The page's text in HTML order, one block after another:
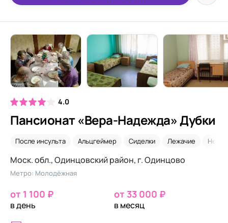
4.0
Пансионат «Вера-Надежда» Дубки
После инсульта Альцгеймер Сиделки Лежачие
Моск. обл., Одинцовский район, г. Одинцово
Метро: Молодёжная
от 1 100 ₽
в день
от 33 000 ₽
в месяц